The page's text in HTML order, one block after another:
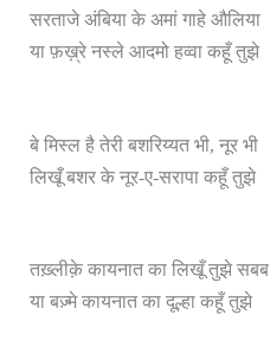
सरताजे अंबिया के अमां गाहे औलिया
या फ़ख़्रे नस्ले आदमो हव्वा कहूँ तुझे
बे मिस्ल है तेरी बशरिय्यत भी, नूर भी
लिखूँ बशर के नूर-ए-सरापा कहूँ तुझे
तख़्लीक़े कायनात का लिखूँ तुझे सबब
या बज़्मे कायनात का दूल्हा कहूँ तुझे